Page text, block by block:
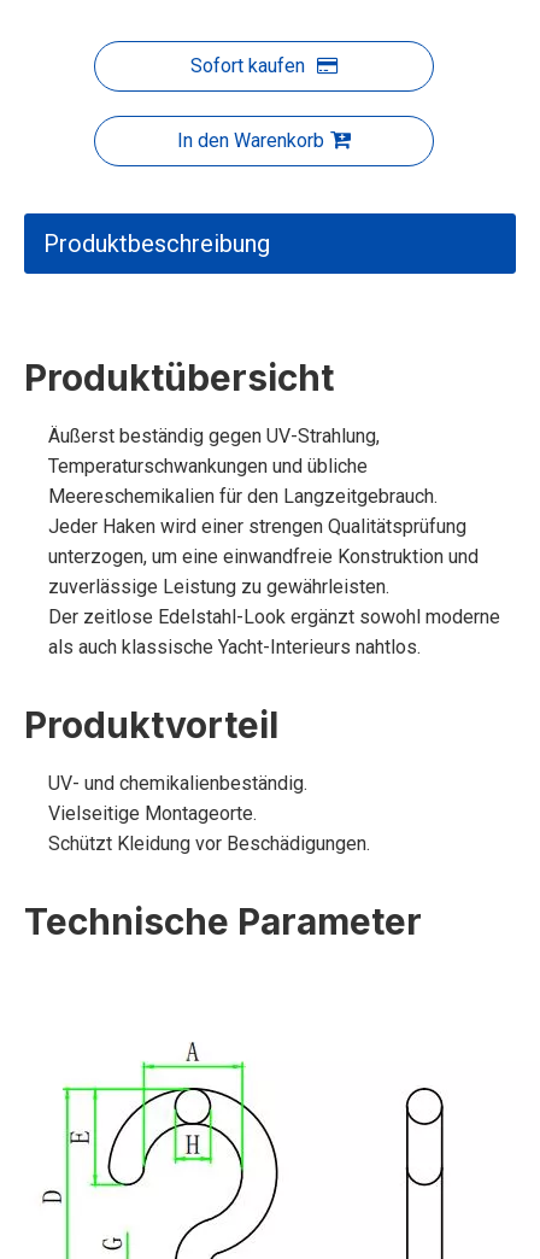
Sofort kaufen
In den Warenkorb
Produktbeschreibung
Produktübersicht
Äußerst beständig gegen UV-Strahlung,
Temperaturschwankungen und übliche
Meereschemikalien für den Langzeitgebrauch.
Jeder Haken wird einer strengen Qualitätsprüfung
unterzogen, um eine einwandfreie Konstruktion und
zuverlässige Leistung zu gewährleisten.
Der zeitlose Edelstahl-Look ergänzt sowohl moderne
als auch klassische Yacht-Interieurs nahtlos.
Produktvorteil
UV- und chemikalienbeständig.
Vielseitige Montageorte.
Schützt Kleidung vor Beschädigungen.
Technische Parameter